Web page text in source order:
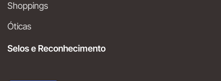
Shoppings
Óticas
Selos e Reconhecimento